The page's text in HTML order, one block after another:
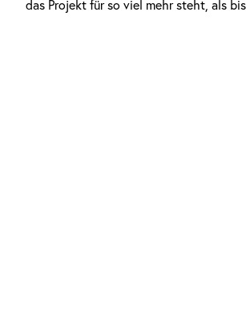
das Projekt für so viel mehr steht, als